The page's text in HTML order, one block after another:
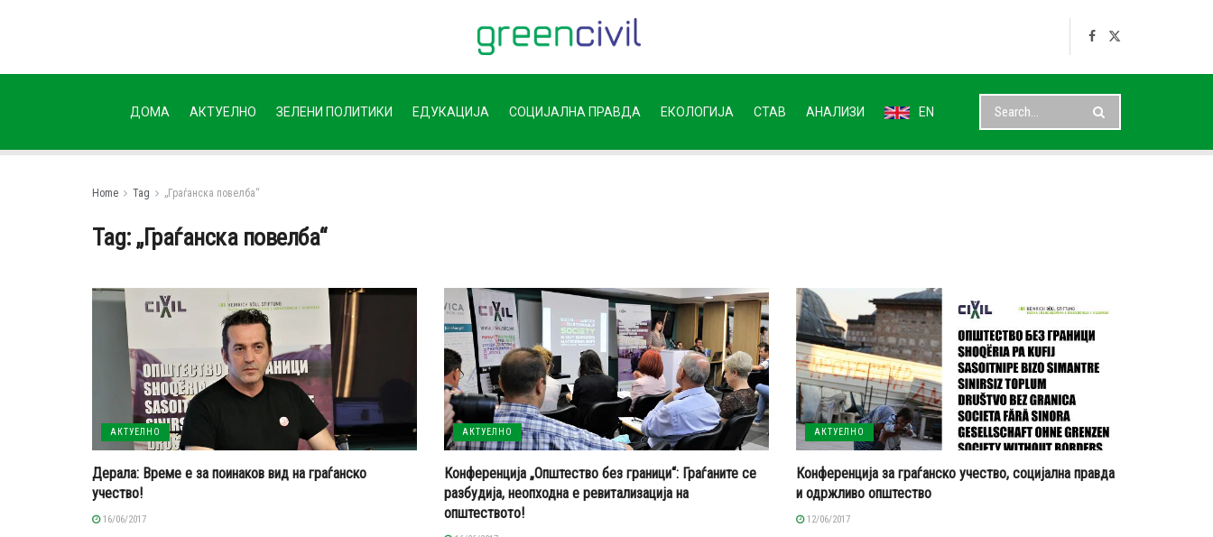
ДОМА АКТУЕЛНО ЗЕЛЕНИ ПОЛИТИКИ ЕДУКАЦИЈА СОЦИЈАЛНА ПРАВДА ЕКОЛОГИЈА СТАВ АНАЛИЗИ EN
Home Tag „Граѓанска повелба“
Tag: „Граѓанска повелба“
АКТУЕЛНО
Дерала: Време е за поинаков вид на граѓанско
учество!
16/06/2017
АКТУЕЛНО
Конференција „Општество без граници“: Граѓаните се
разбудија, неопходна е ревитализација на
општеството!
АКТУЕЛНО
Конференција за граѓанско учество, социјална правда
и одржливо општество
12/06/2017